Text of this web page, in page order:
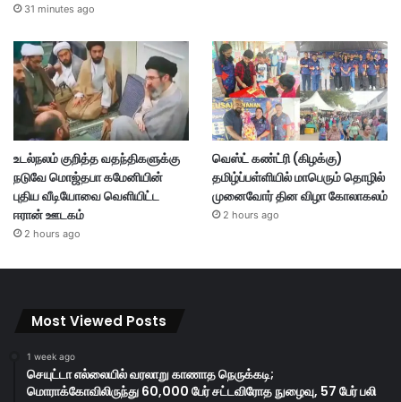
31 minutes ago
உடல்நலம் குறித்த வதந்திகளுக்கு
நடுவே மொஜ்தபா கமேனியின்
புதிய வீடியோவை வெளியிட்ட
ஈரான் ஊடகம்
2 hours ago
வெஸ்ட் கண்ட்ரி (கிழக்கு)
தமிழ்ப்பள்ளியில் மாபெரும் தொழில்
முனைவோர் தின விழா கோலாகலம்
2 hours ago
Most Viewed Posts
1 week ago
செயுட்டா எல்லையில் வரலாறு காணாத நெருக்கடி;
மொராக்கோவிலிருந்து 60,000 பேர் சட்டவிரோத நுழைவு, 57 பேர் பலி